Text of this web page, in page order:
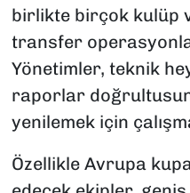
birlikte birçok kulüp
transfer
Yönetimler, teknik
raporlar
yenilemek için
Özellikle Avrupa